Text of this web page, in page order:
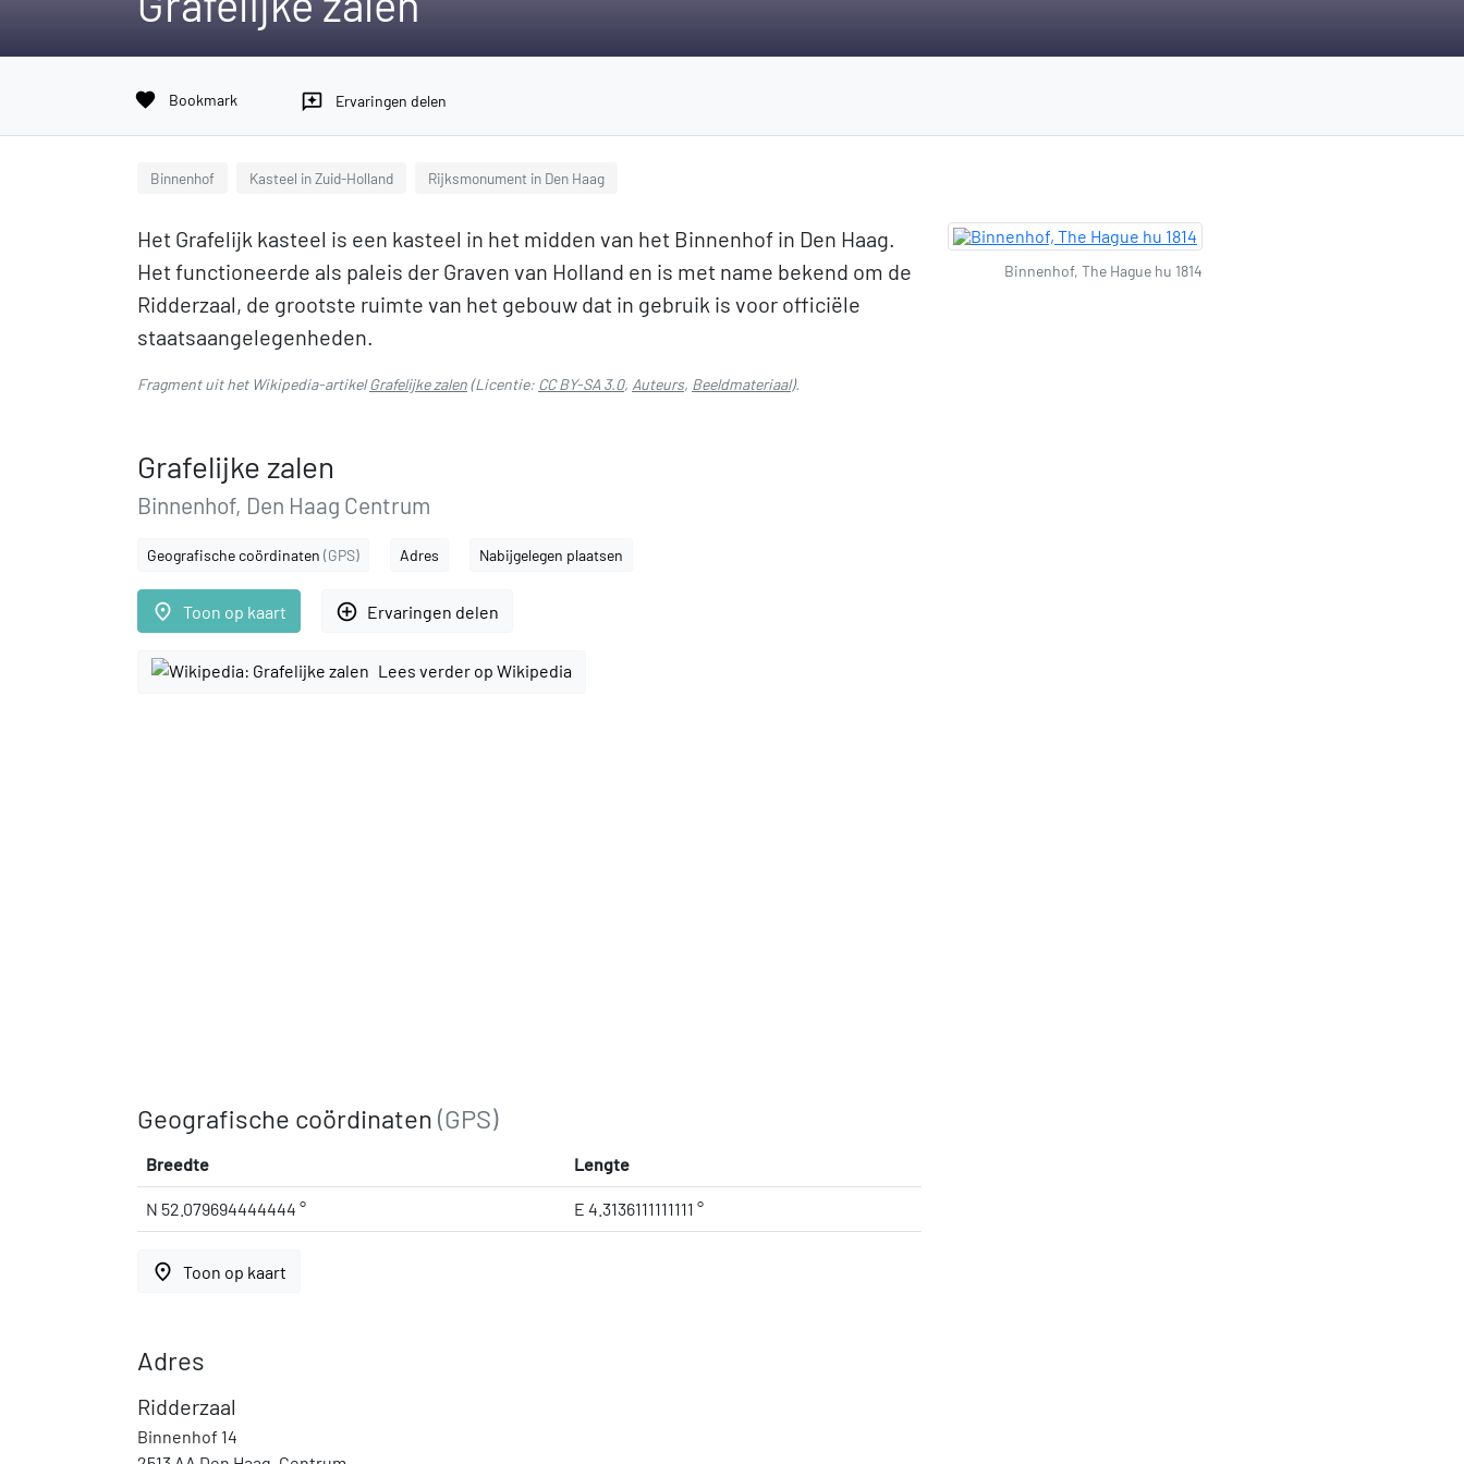
favorite Bookmark reviews Ervaringen delen
Binnenhof Kasteel in Zuid-Holland Rijksmonument in Den Haag
Het Grafelijk kasteel is een kasteel in het midden van het Binnenhof in Den Haag.
Het functioneerde als paleis der Graven van Holland en is met name bekend om de
Ridderzaal, de grootste ruimte van het gebouw dat in gebruik is voor officiële
staatsaangelegenheden.
Fragment uit het Wikipedia-artikelGrafelijke zalen(Licentie: CC BY-SA 3.0, Auteurs, Beeldmateriaal).
Grafelijke zalen
Binnenhof, Den Haag Centrum
Geografische coördinaten (GPS) Adres Nabijgelegen plaatsen
place Toon op kaart add_circle_outline Ervaringen delen
Lees verder op Wikipedia
Geografische coördinaten (GPS)
Breedte Lengte
N 52.079694444444 ° E 4.3136111111111 °
place Toon op kaart
Adres
Ridderzaal
Binnenhof 14
Binnenhof, The Hague hu 1814